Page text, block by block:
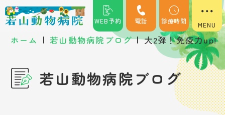
WEB予約 電話 診療時間
ホーム | 若山動物病院ブログ | 大2弾！免疫力up!
若山動物病院ブログ